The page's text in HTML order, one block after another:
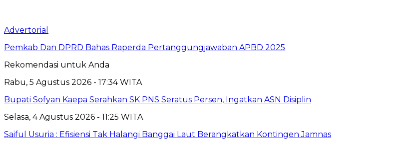
Advertorial
Pemkab Dan DPRD Bahas Raperda Pertanggungjawaban APBD 2025
Rekomendasi untuk Anda
Rabu, 5 Agustus 2026 - 17:34 WITA
Bupati Sofyan Kaepa Serahkan SK PNS Seratus Persen, Ingatkan ASN Disiplin
Selasa, 4 Agustus 2026 - 11:25 WITA
Saiful Usuria : Efisiensi Tak Halangi Banggai Laut Berangkatkan Kontingen Jamnas